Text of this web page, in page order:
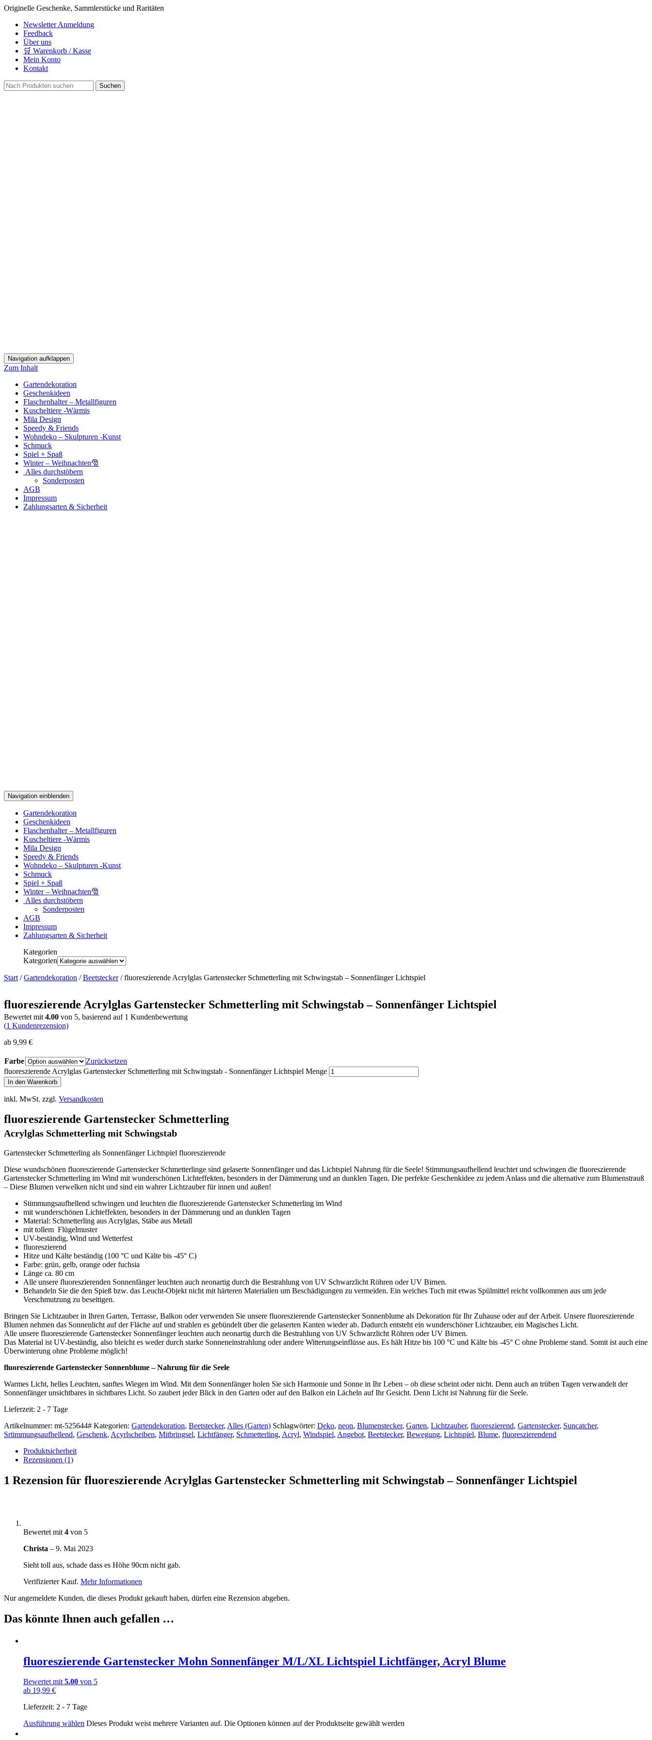
Originelle Geschenke, Sammlerstücke und Raritäten
Newsletter Anmeldung
Feedback
Über uns
🛒 Warenkorb / Kasse
Mein Konto
Kontakt
Navigation aufklappen
Zum Inhalt
Gartendekoration
Geschenkideen
Flaschenhalter – Metallfiguren
Kuscheltiere -Wärmis
Mila Design
Speedy & Friends
Wohndeko – Skulpturen -Kunst
Schmuck
Spiel + Spaß
Winter – Weihnachten🎅
Alles durchstöbern
Sonderposten
AGB
Impressum
Zahlungsarten & Sicherheit
Navigation einblenden
Gartendekoration
Geschenkideen
Flaschenhalter – Metallfiguren
Kuscheltiere -Wärmis
Mila Design
Speedy & Friends
Wohndeko – Skulpturen -Kunst
Schmuck
Spiel + Spaß
Winter – Weihnachten🎅
Alles durchstöbern
Sonderposten
AGB
Impressum
Zahlungsarten & Sicherheit
Kategorien
Kategorien
Start /Gartendekoration /Beetstecker/ fluoreszierende Acrylglas Gartenstecker Schmetterling mit Schwingstab – Sonnenfänger Lichtspiel
fluoreszierende Acrylglas Gartenstecker Schmetterling mit Schwingstab – Sonnenfänger Lichtspiel
Bewertet mit 4.00 von 5, basierend auf 1 Kundenbewertung
(1 Kundenrezension)
ab 9,99 €
Farbe
Zurücksetzen
fluoreszierende Acrylglas Gartenstecker Schmetterling mit Schwingstab - Sonnenfänger Lichtspiel Menge
In den Warenkorb
inkl. MwSt. zzgl. Versandkosten
fluoreszierende Gartenstecker Schmetterling
Acrylglas Schmetterling mit Schwingstab
Gartenstecker Schmetterling als Sonnenfänger Lichtspiel fluoreszierende
Diese wundschönen fluoreszierende Gartenstecker Schmetterlinge sind gelaserte Sonnenfänger und das Lichtspiel Nahrung für die Seele! Stimmungsaufhellend leuchtet und schwingen die fluoreszierende
Gartenstecker Schmetterling im Wind mit wunderschönen Lichteffekten, besonders in der Dämmerung und an dunklen Tagen. Die perfekte Geschenkidee zu jedem Anlass und die alternative zum Blumenstrauß
– Diese Blumen verwelken nicht und sind ein wahrer Lichtzauber für innen und außen!
Stimmungsaufhellend schwingen und leuchten die fluoreszierende Gartenstecker Schmetterling im Wind
mit wunderschönen Lichteffekten, besonders in der Dämmerung und an dunklen Tagen
Material: Schmetterling aus Acrylglas, Stäbe aus Metall
mit tollem Flügelmuster
UV-beständig, Wind und Wetterfest
fluoreszierend
Hitze und Kälte beständig (100 °C und Kälte bis -45° C)
Farbe: grün, gelb, orange oder fuchsia
Länge ca. 80 cm
Alle unsere fluoreszierenden Sonnenfänger leuchten auch neonartig durch die Bestrahlung von UV Schwarzlicht Röhren oder UV Birnen.
Behandeln Sie die den Spieß bzw. das Leucht-Objekt nicht mit härteren Materialien um Beschädigungen zu vermeiden. Ein weiches Tuch mit etwas Spülmittel reicht vollkommen aus um jede
Verschmutzung zu beseitigen.
Bringen Sie Lichtzauber in Ihren Garten, Terrasse, Balkon oder verwenden Sie unsere fluoreszierende Gartenstecker Sonnenblume als Dekoration für Ihr Zuhause oder auf der Arbeit. Unsere fluoreszierende
Blumen nehmen das Sonnenlicht auf der Fläche auf und strahlen es gebündelt über die gelaserten Kanten wieder ab. Dadurch entsteht ein wunderschöner Lichtzauber, ein Magisches Licht.
Alle unsere fluoreszierende Gartenstecker Sonnenfänger leuchten auch neonartig durch die Bestrahlung von UV Schwarzlicht Röhren oder UV Birnen.
Das Material ist UV-beständig, also bleicht es weder durch starke Sonneneinstrahlung oder andere Witterungseinflüsse aus. Es hält Hitze bis 100 °C und Kälte bis -45° C ohne Probleme stand. Somit ist auch eine
Überwinterung ohne Probleme möglich!
fluoreszierende Gartenstecker Sonnenblume – Nahrung für die Seele
Warmes Licht, helles Leuchten, sanftes Wiegen im Wind. Mit dem Sonnenfänger holen Sie sich Harmonie und Sonne in Ihr Leben – ob diese scheint oder nicht. Denn auch an trüben Tagen verwandelt der
Sonnenfänger unsichtbares in sichtbares Licht. So zaubert jeder Blick in den Garten oder auf den Balkon ein Lächeln auf Ihr Gesicht. Denn Licht ist Nahrung für die Seele.
Lieferzeit: 2 - 7 Tage
Artikelnummer: mt-525644# Kategorien: Gartendekoration, Beetstecker, Alles (Garten) Schlagwörter: Deko, neon, Blumenstecker, Garten, Lichtzauber, fluoreszierend, Gartenstecker, Suncatcher,
Srtimmungsaufhellend, Geschenk, Acyrlscheiben, Mitbringsel, Lichtfänger, Schmetterling, Acryl, Windspiel, Angebot, Beetstecker, Bewegung, Lichtspiel, Blume, fluoreszierendend
Produktsicherheit
Rezensionen (1)
1 Rezension für fluoreszierende Acrylglas Gartenstecker Schmetterling mit Schwingstab – Sonnenfänger Lichtspiel
Bewertet mit 4 von 5
Christa – 9. Mai 2023
Sieht toll aus, schade dass es Höhe 90cm nicht gab.
Verifizierter Kauf. Mehr Informationen
Nur angemeldete Kunden, die dieses Produkt gekauft haben, dürfen eine Rezension abgeben.
Das könnte Ihnen auch gefallen …
fluoreszierende Gartenstecker Mohn Sonnenfänger M/L/XL Lichtspiel Lichtfänger, Acryl Blume
Bewertet mit5.00 von 5
ab 19,99 €
Lieferzeit: 2 - 7 Tage
Ausführung wählen Dieses Produkt weist mehrere Varianten auf. Die Optionen können auf der Produktseite gewählt werden